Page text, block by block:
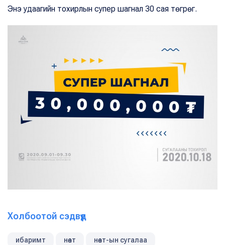
Энэ удаагийн тохирлын супер шагнал 30 сая төгрөг.
Холбоотой сэдвүүд
ибаримт нөат нөат-ын сугалаа